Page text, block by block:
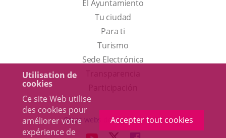
Utilisation de
cookies
Ce site Web utilise
des cookies pour
améliorer votre
expérience de
Accepter tout cookies
El Ayuntamiento
Tu ciudad
Para ti
TurismoEste
enlace
una
ventana
Sede Electrónica
externa.
Otras webs del ayuntamiento